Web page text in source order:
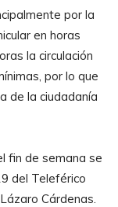
por la
en horas
la circulación
por lo que
de la ciudadanía
fin de semana se
del Teleférico
Cárdenas.